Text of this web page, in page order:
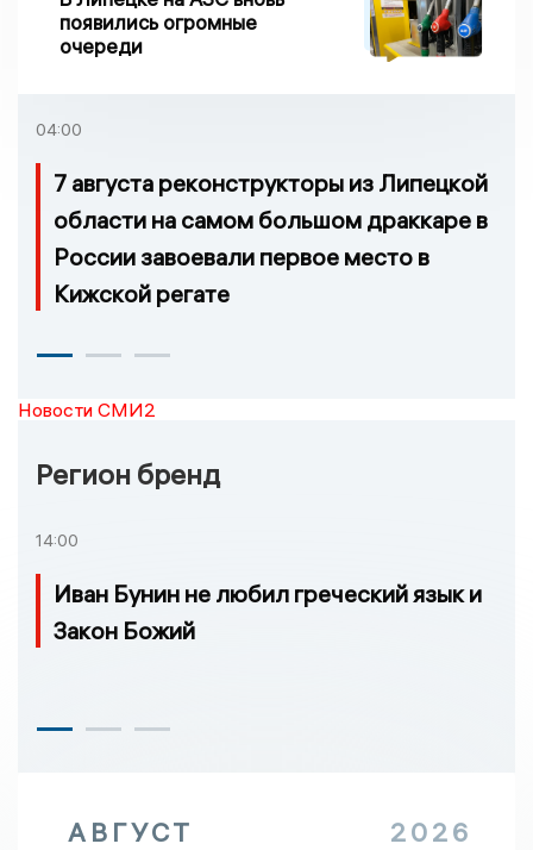
появились огромные
очереди
04:00
7 августа реконструкторы из Липецкой
области на самом большом драккаре в
России завоевали первое место в
Кижской регате
Новости СМИ2
Регион бренд
14:00
Иван Бунин не любил греческий язык и
Закон Божий
АВГУСТ 2026